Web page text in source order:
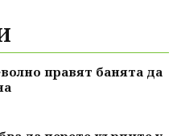
правят банята да